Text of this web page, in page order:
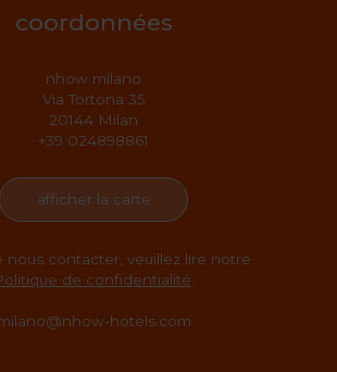
coordonnées
nhow milano
Via Tortona 35
20144 Milan
+39 024898861
afficher la carte
nous contacter, veuillez lire notre
de confidentialité
hotels.com